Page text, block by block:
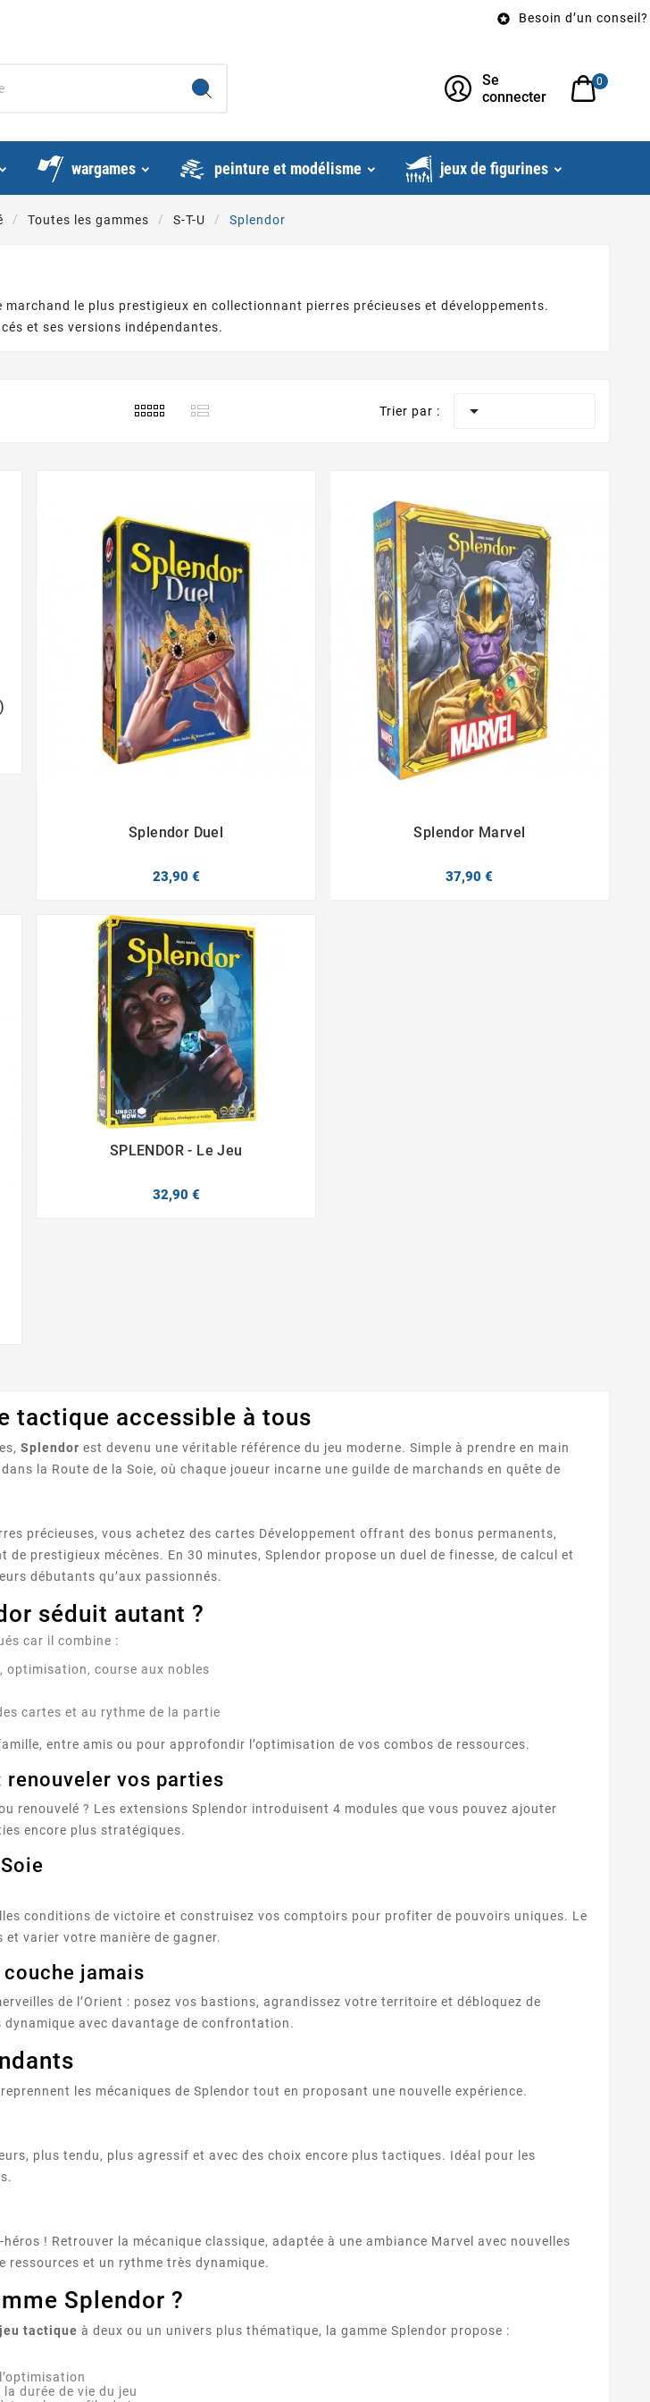
Besoin d’un conseil? Appelez-
Se
connecter
0
wargames peinture et modélisme jeux de figurines
Toutes les gammes S-T-U Splendor
marchand le plus prestigieux en collectionnant pierres précieuses et développements.
et ses versions indépendantes.
Trier par : 
Splendor Duel
23,90 €
Splendor Marvel
37,90 €
SPLENDOR - Le Jeu
32,90 €
tactique accessible à tous
Splendor est devenu une véritable référence du jeu moderne. Simple à prendre en main
la Route de la Soie, où chaque joueur incarne une guilde de marchands en quête de
précieuses, vous achetez des cartes Développement offrant des bonus permanents,
prestigieux mécènes. En 30 minutes, Splendor propose un duel de finesse, de calcul et
débutants qu’aux passionnés.
séduit autant ?
car il combine :
optimisation, course aux nobles
cartes et au rythme de la partie
entre amis ou pour approfondir l’optimisation de vos combos de ressources.
renouveler vos parties
renouvelé ? Les extensions Splendor introduisent 4 modules que vous pouvez ajouter
encore plus stratégiques.
conditions de victoire et construisez vos comptoirs pour profiter de pouvoirs uniques. Le
varier votre manière de gagner.
jamais
de l’Orient : posez vos bastions, agrandissez votre territoire et débloquez de
avec davantage de confrontation.
les mécaniques de Splendor tout en proposant une nouvelle expérience.
plus tendu, plus agressif et avec des choix encore plus tactiques. Idéal pour les
! Retrouver la mécanique classique, adaptée à une ambiance Marvel avec nouvelles
ressources et un rythme très dynamique.
Splendor ?
jeu tactique à deux ou un univers plus thématique, la gamme Splendor propose :
durée de vie du jeu